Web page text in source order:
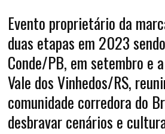
Evento proprietário da
duas etapas em 2023
Conde/PB, em setembro e
Vale dos Vinhedos/RS,
comunidade corredora do
desbravar cenários e